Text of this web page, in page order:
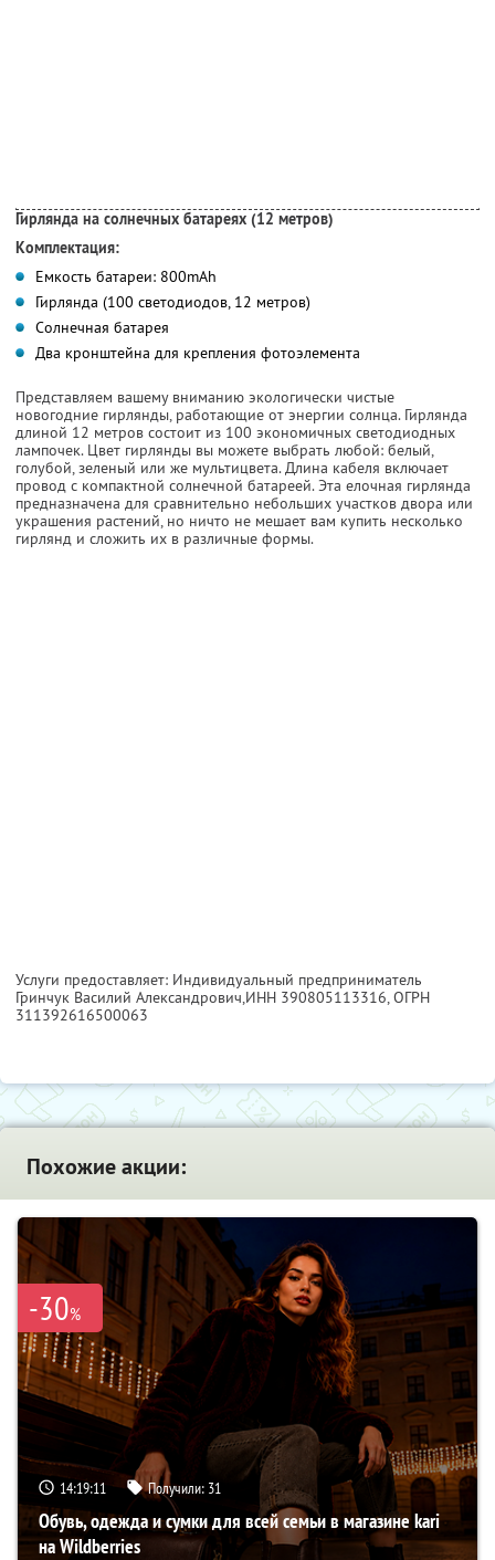
Гирлянда на солнечных батареях (12 метров)
Комплектация:
Емкость батареи: 800mAh
Гирлянда (100 светодиодов, 12 метров)
Солнечная батарея
Два кронштейна для крепления фотоэлемента
Представляем вашему вниманию экологически чистые
новогодние гирлянды, работающие от энергии солнца. Гирлянда
длиной 12 метров состоит из 100 экономичных светодиодных
лампочек. Цвет гирлянды вы можете выбрать любой: белый,
голубой, зеленый или же мультицвета. Длина кабеля включает
провод с компактной солнечной батареей. Эта елочная гирлянда
предназначена для сравнительно небольших участков двора или
украшения растений, но ничто не мешает вам купить несколько
гирлянд и сложить их в различные формы.
Услуги предоставляет: Индивидуальный предприниматель
Гринчук Василий Александрович,ИНН 390805113316, ОГРН
311392616500063
Похожие акции:
-30%
14:19:10 Получили: 31
Обувь, одежда и сумки для всей семьи в магазине kari
на Wildberries